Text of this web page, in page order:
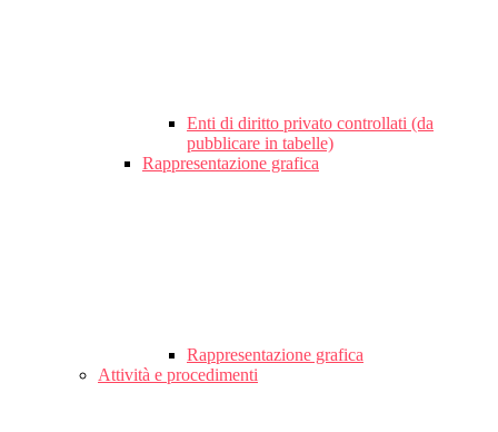
Enti di diritto privato controllati (da
pubblicare in tabelle)
Rappresentazione grafica
Rappresentazione grafica
Attività e procedimenti